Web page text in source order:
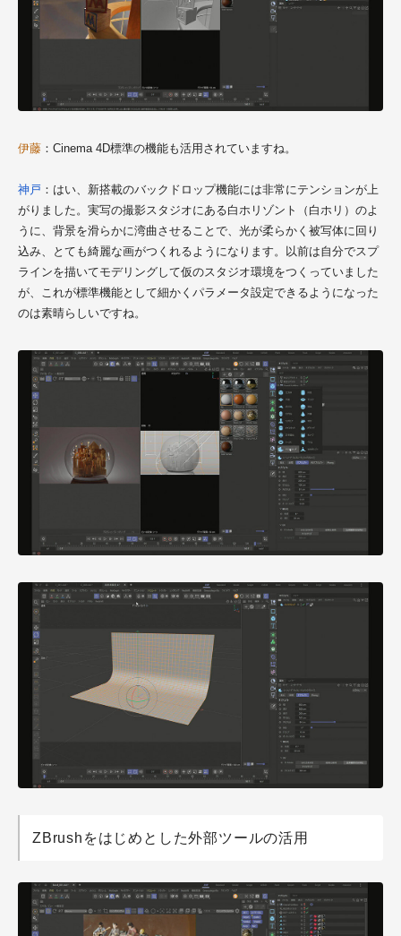
伊藤 ：Cinema 4D標準の機能も活用されていますね。
神戸 ：はい、新搭載のバックドロップ機能には非常にテンションが上
がりました。実写の撮影スタジオにある白ホリゾント（白ホリ）のよ
うに、背景を滑らかに湾曲させることで、光が柔らかく被写体に回り
込み、とても綺麗な画がつくれるようになります。以前は自分でスプ
ラインを描いてモデリングして仮のスタジオ環境をつくっていました
が、これが標準機能として細かくパラメータ設定できるようになった
のは素晴らしいですね。
ZBrushをはじめとした外部ツールの活用